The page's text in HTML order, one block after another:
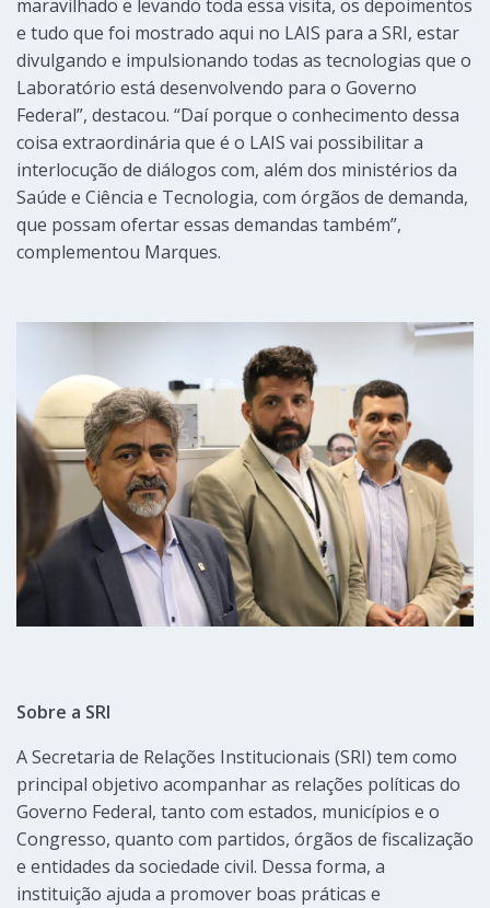
maravilhado e levando toda essa visita, os depoimentos
e tudo que foi mostrado aqui no LAIS para a SRI, estar
divulgando e impulsionando todas as tecnologias que o
Laboratório está desenvolvendo para o Governo
Federal”, destacou. “Daí porque o conhecimento dessa
coisa extraordinária que é o LAIS vai possibilitar a
interlocução de diálogos com, além dos ministérios da
Saúde e Ciência e Tecnologia, com órgãos de demanda,
que possam ofertar essas demandas também”,
complementou Marques.
Sobre a SRI
A Secretaria de Relações Institucionais (SRI) tem como
principal objetivo acompanhar as relações políticas do
Governo Federal, tanto com estados, municípios e o
Congresso, quanto com partidos, órgãos de fiscalização
e entidades da sociedade civil. Dessa forma, a
instituição ajuda a promover boas práticas e